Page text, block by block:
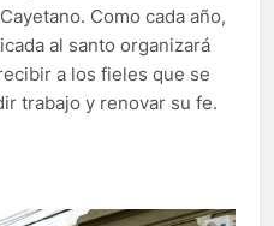
Como cada año,
al santo organizará
a los fieles que se
trabajo y renovar su fe.